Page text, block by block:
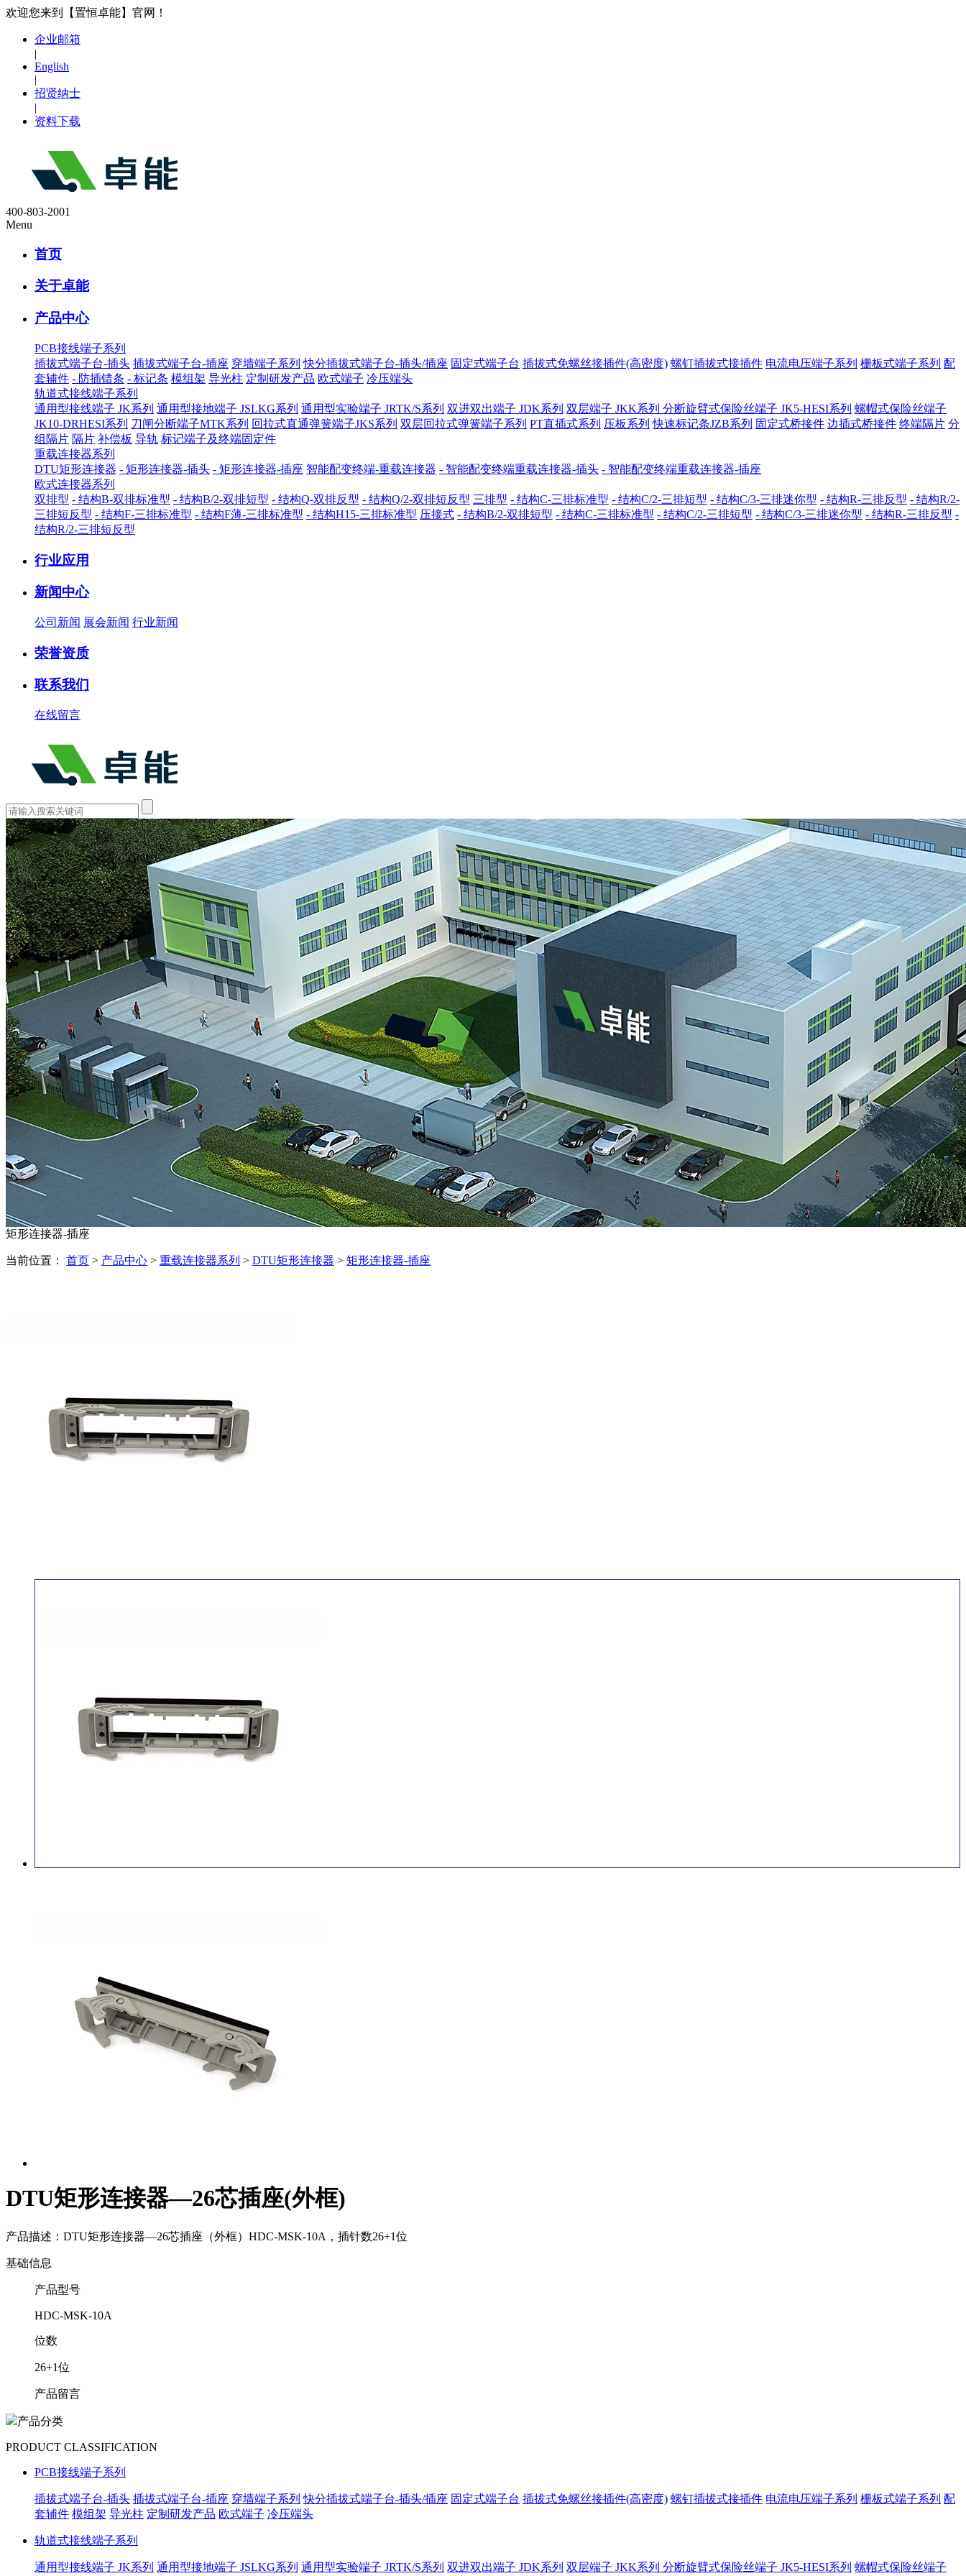
欢迎您来到【置恒卓能】官网！
企业邮箱
|
English
|
招贤纳士
|
资料下载
400-803-2001
Menu
首页
关于卓能
产品中心
PCB接线端子系列
插拔式端子台-插头 插拔式端子台-插座 穿墙端子系列 快分插拔式端子台-插头/插座 固定式端子台 插拔式免螺丝接插件(高密度) 螺钉插拔式接插件 电流电压端子系列 栅板式端子系列 配
套辅件 - 防插错条 - 标记条 模组架 导光柱 定制研发产品 欧式端子 冷压端头
轨道式接线端子系列
通用型接线端子 JK系列 通用型接地端子 JSLKG系列 通用型实验端子 JRTK/S系列 双进双出端子 JDK系列 双层端子 JKK系列 分断旋臂式保险丝端子 JK5-HESI系列 螺帽式保险丝端子
JK10-DRHESI系列 刀闸分断端子MTK系列 回拉式直通弹簧端子JKS系列 双层回拉式弹簧端子系列 PT直插式系列 压板系列 快速标记条JZB系列 固定式桥接件 边插式桥接件 终端隔片 分
组隔片 隔片 补偿板 导轨 标记端子及终端固定件
重载连接器系列
DTU矩形连接器 - 矩形连接器-插头 - 矩形连接器-插座 智能配变终端-重载连接器 - 智能配变终端重载连接器-插头 - 智能配变终端重载连接器-插座
欧式连接器系列
双排型 - 结构B-双排标准型 - 结构B/2-双排短型 - 结构Q-双排反型 - 结构Q/2-双排短反型 三排型 - 结构C-三排标准型 - 结构C/2-三排短型 - 结构C/3-三排迷你型 - 结构R-三排反型 - 结构R/2-
三排短反型 - 结构F-三排标准型 - 结构F薄-三排标准型 - 结构H15-三排标准型 压接式 - 结构B/2-双排短型 - 结构C-三排标准型 - 结构C/2-三排短型 - 结构C/3-三排迷你型 - 结构R-三排反型 -
结构R/2-三排短反型
行业应用
新闻中心
公司新闻 展会新闻 行业新闻
荣誉资质
联系我们
在线留言
矩形连接器-插座
当前位置： 首页 > 产品中心 > 重载连接器系列 > DTU矩形连接器 > 矩形连接器-插座
DTU矩形连接器—26芯插座(外框)
产品描述： DTU矩形连接器—26芯插座（外框）HDC-MSK-10A，插针数26+1位
基础信息
产品型号
HDC-MSK-10A
位数
26+1位
产品留言
产品分类
PRODUCT CLASSIFICATION
PCB接线端子系列
插拔式端子台-插头 插拔式端子台-插座 穿墙端子系列 快分插拔式端子台-插头/插座 固定式端子台 插拔式免螺丝接插件(高密度) 螺钉插拔式接插件 电流电压端子系列 栅板式端子系列 配
套辅件 模组架 导光柱 定制研发产品 欧式端子 冷压端头
轨道式接线端子系列
通用型接线端子 JK系列 通用型接地端子 JSLKG系列 通用型实验端子 JRTK/S系列 双进双出端子 JDK系列 双层端子 JKK系列 分断旋臂式保险丝端子 JK5-HESI系列 螺帽式保险丝端子